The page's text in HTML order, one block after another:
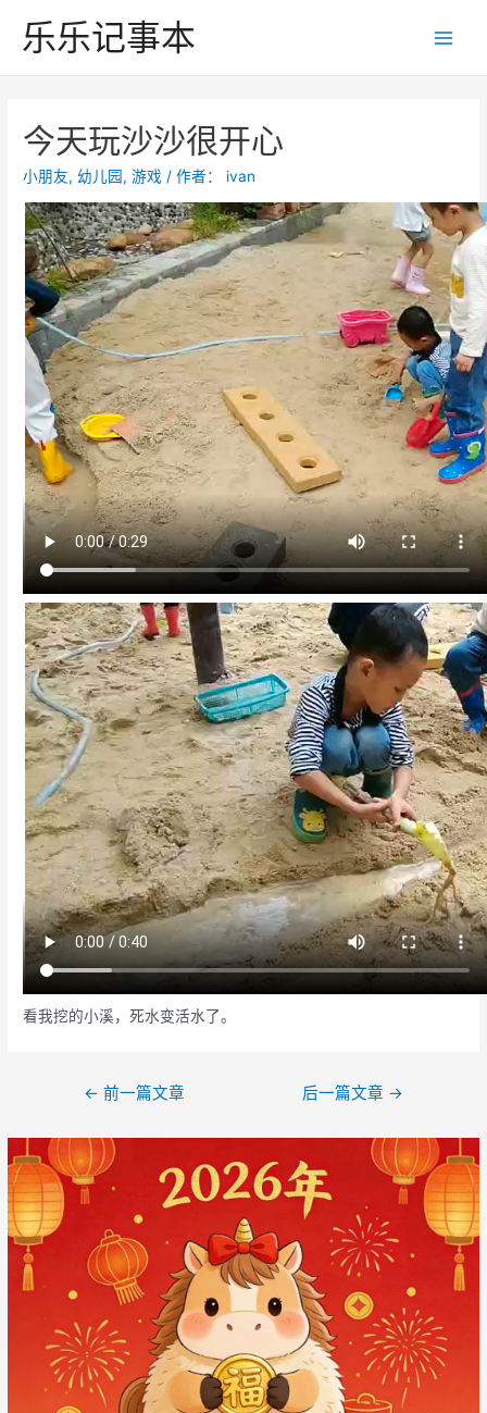
乐乐记事本
今天玩沙沙很开心
小朋友,幼儿园,游戏 / 作者： ivan
看我挖的小溪，死水变活水了。
导
航
← 前一篇文章 后一篇文章 →